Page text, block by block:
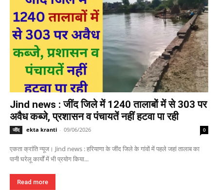
Jind news : जींद जिले में 1240 तालाबों में से 303 पर
अवैध कब्जे, प्रशासन व पंचायतें नहीं हटवा पा रही
जींद ekta kranti - 09/06/2026 0
एकता क्रांति न्यूज। Jind news : हरियाणा के जींद जिले के गांवों में पहले जहां तालाब का
पानी घरेलू कार्यों में भी प्रयोग किया...
Read more